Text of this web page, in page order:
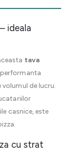
ideala
tava
de lucru.
casnice, este
cu strat